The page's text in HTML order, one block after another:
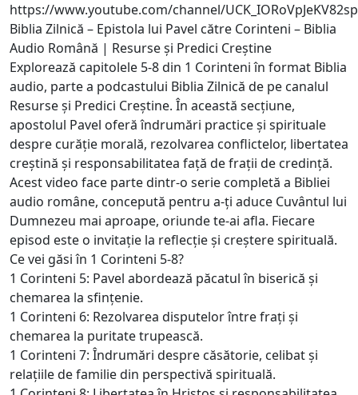
https://www.youtube.com/channel/
Biblia Zilnică – Epistola lui Pavel către Corinteni – Biblia
Audio Română | Resurse și Predici Creștine
Explorează capitolele 5-8 din 1 Corinteni în format Biblia
audio, parte a podcastului Biblia Zilnică de pe canalul
Resurse și Predici Creștine. În această secțiune,
apostolul Pavel oferă îndrumări practice și spirituale
despre curăție morală, rezolvarea conflictelor, libertatea
creștină și responsabilitatea față de frații de credință.
Acest video face parte dintr-o serie completă a Bibliei
audio române, concepută pentru a-ți aduce Cuvântul lui
Dumnezeu mai aproape, oriunde te-ai afla. Fiecare
episod este o invitație la reflecție și creștere spirituală.
Ce vei găsi în 1 Corinteni 5-8?
1 Corinteni 5: Pavel abordează păcatul în biserică și
chemarea la sfințenie.
1 Corinteni 6: Rezolvarea disputelor între frați și
chemarea la puritate trupească.
1 Corinteni 7: Îndrumări despre căsătorie, celibat și
relațiile de familie din perspectivă spirituală.